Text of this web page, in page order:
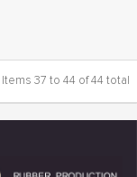
Items 37 to 44 of 44 total